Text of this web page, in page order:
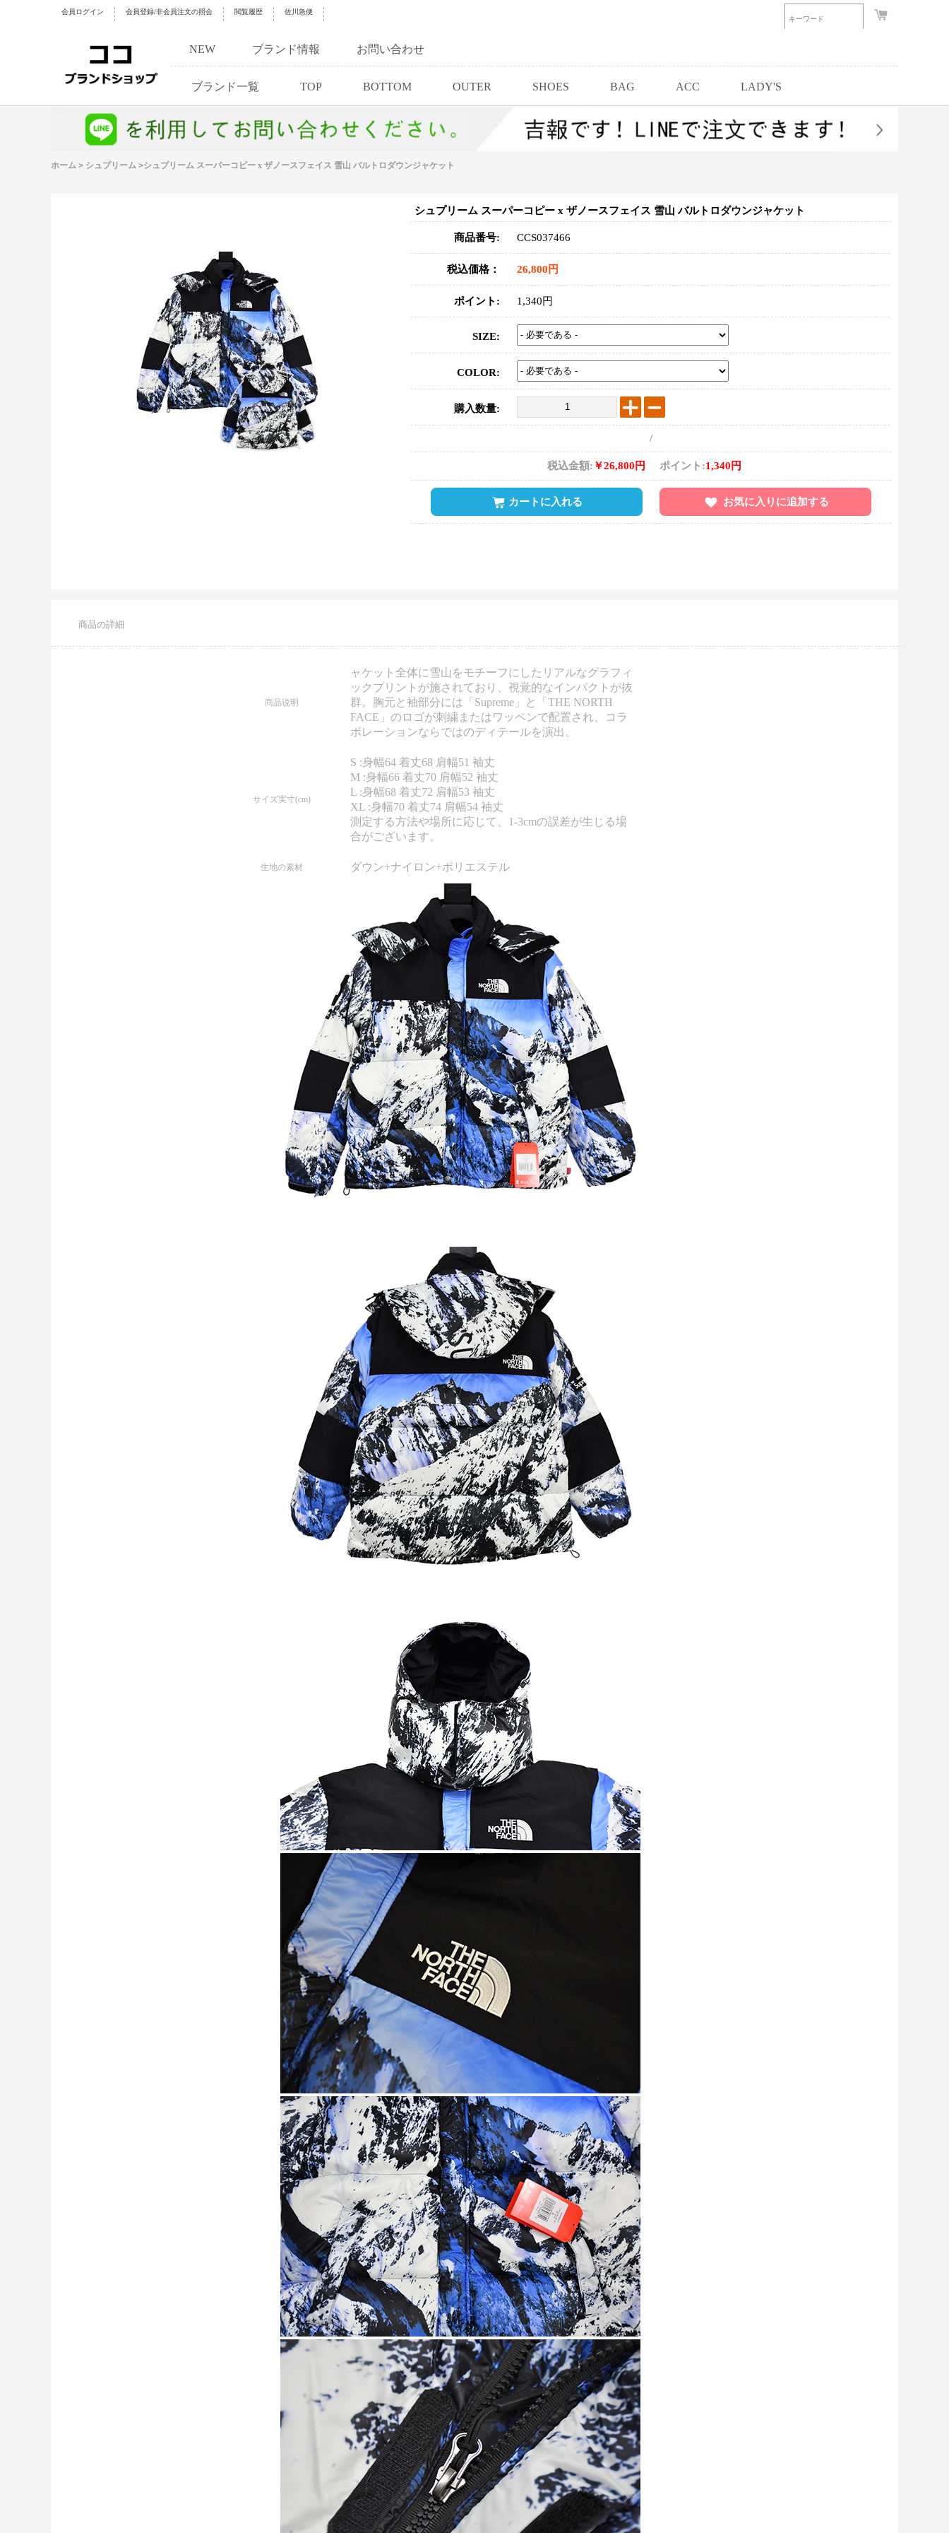
会員ログイン 会員登録/非会員注文の照会 閲覧履歴 佐川急便
NEW ブランド情報 お問い合わせ
ブランド一覧 TOP BOTTOM OUTER SHOES BAG ACC LADY'S
ホーム > シュプリーム >シュプリーム スーパーコピー x ザノースフェイス 雪山 バルトロダウンジャケット
シュプリーム スーパーコピー x ザノースフェイス 雪山 バルトロダウンジャケット
商品番号: CCS037466
税込価格： 26,800円
ポイント: 1,340円
SIZE:
COLOR:
購入数量:
/
税込金額: ￥26,800円 ポイント:1,340円
カートに入れる お気に入りに追加する
商品の詳細
商品说明
ャケット全体に雪山をモチーフにしたリアルなグラフィ
ックプリントが施されており、視覚的なインパクトが抜
群。胸元と袖部分には「Supreme」と「THE NORTH
FACE」のロゴが刺繍またはワッペンで配置され、コラ
ボレーションならではのディテールを演出。
サイズ実寸(cm)
S :身幅64 着丈68 肩幅51 袖丈
M :身幅66 着丈70 肩幅52 袖丈
L :身幅68 着丈72 肩幅53 袖丈
XL :身幅70 着丈74 肩幅54 袖丈
測定する方法や場所に応じて、1-3cmの誤差が生じる場
合がございます。
生地の素材 ダウン+ナイロン+ポリエステル